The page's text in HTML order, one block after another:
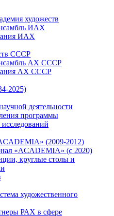
художеств
ИАХ
ИАХ
СССР
АХ СССР
АХ СССР
2025)
деятельности
программы
(2009-2012)
«ACADEMIA» (с 2020)
круглые столы и
художественного
РАХ в сфере